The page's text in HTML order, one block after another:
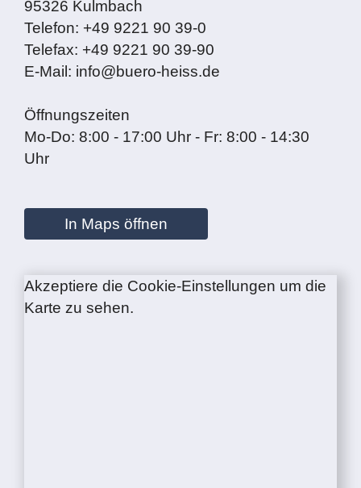
95326 Kulmbach
Telefon: +49 9221 90 39-0
Telefax: +49 9221 90 39-90
E-Mail: info@buero-heiss.de
Öffnungszeiten
Mo-Do: 8:00 - 17:00 Uhr - Fr: 8:00 - 14:30
Uhr
In Maps öffnen
Akzeptiere die Cookie-Einstellungen um die
Karte zu sehen.